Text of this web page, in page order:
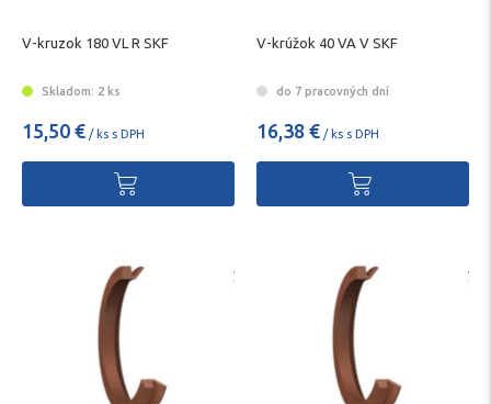
V-kruzok 180 VL R SKF
Skladom: 2 ks
15,50 € / ks s DPH
V-krúžok 40 VA V SKF
do 7 pracovných dní
16,38 € / ks s DPH